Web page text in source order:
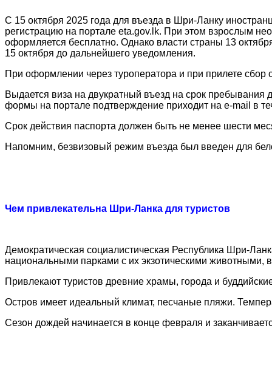
С 15 октября 2025 года для въезда в Шри-Ланку
регистрацию на портале eta.gov.lk. При этом взрослым
оформляется бесплатно. Однако власти страны 13
15 октября до дальнейшего уведомления.
При оформлении через туроператора и при прилете сбор
Выдается виза на двукратный въезд на срок
формы на портале подтверждение приходит на e-mail в
Срок действия паспорта должен быть не менее шести
Напомним, безвизовый режим въезда был введен для
Чем привлекательна Шри-Ланка для туристов
Демократическая социалистическая Республика Шри-
национальными парками с их экзотическими животными,
Привлекают туристов древние храмы, города и
Остров имеет идеальный климат, песчаные пляжи.
Сезон дождей начинается в конце февраля и